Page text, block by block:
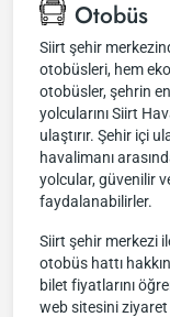
Otobüs
Siirt şehir
otobüsleri, hem
otobüsler, şehrin
yolcularını Siirt
ulaştırır. Şehir içi
havalimanı
yolcular, güvenilir
faydalanabilirler.
Siirt şehir merkezi
otobüs hattı
bilet fiyatlarını
web sitesini